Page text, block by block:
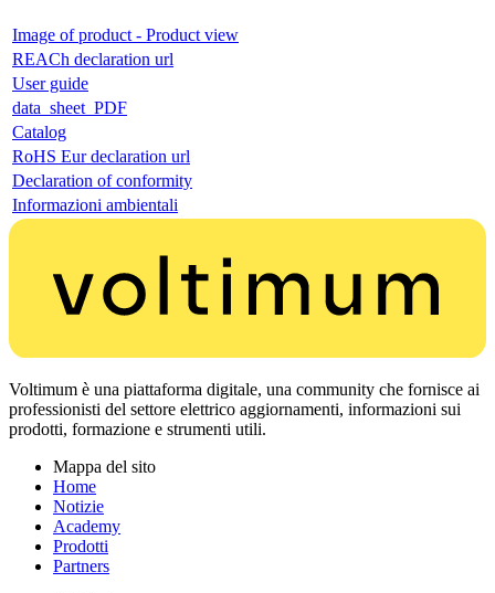
Image of product - Product view
REACh declaration url
User guide
data_sheet_PDF
Catalog
RoHS Eur declaration url
Declaration of conformity
Informazioni ambientali
Voltimum è una piattaforma digitale, una community che fornisce ai
professionisti del settore elettrico aggiornamenti, informazioni sui
prodotti, formazione e strumenti utili.
Mappa del sito
Home
Notizie
Academy
Prodotti
Partners